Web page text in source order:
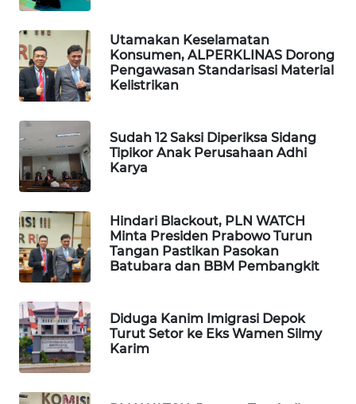
Utamakan Keselamatan
Konsumen, ALPERKLINAS Dorong
Pengawasan Standarisasi Material
Kelistrikan
Sudah 12 Saksi Diperiksa Sidang
Tipikor Anak Perusahaan Adhi
Karya
Hindari Blackout, PLN WATCH
Minta Presiden Prabowo Turun
Tangan Pastikan Pasokan
Batubara dan BBM Pembangkit
Diduga Kanim Imigrasi Depok
Turut Setor ke Eks Wamen Silmy
Karim
WN
BOGOR
WN
WN
TAPANULI
UTARA
WN
SAMOSIR
WN
PADANG
LAWAS
WN
SUMEDANG